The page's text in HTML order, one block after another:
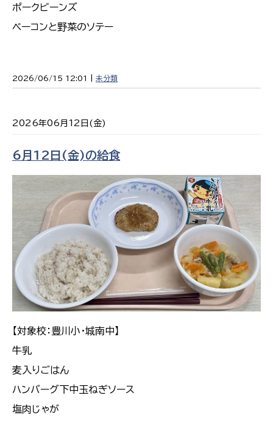
ポークビーンズ
ベーコンと野菜のソテー
2026/06/15 12:01 | 未分類
2026年06月12日(金)
6月12日(金)の給食
【対象校：豊川小・城南中】
牛乳
麦入りごはん
ハンバーグ下中玉ねぎソース
塩肉じゃが